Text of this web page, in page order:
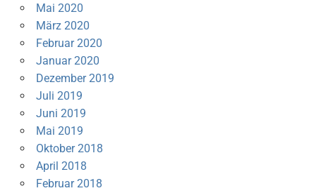
Mai 2020
März 2020
Februar 2020
Januar 2020
Dezember 2019
Juli 2019
Juni 2019
Mai 2019
Oktober 2018
April 2018
Februar 2018